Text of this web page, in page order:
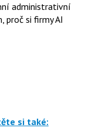
administrativní
proč si firmy AI
si také: